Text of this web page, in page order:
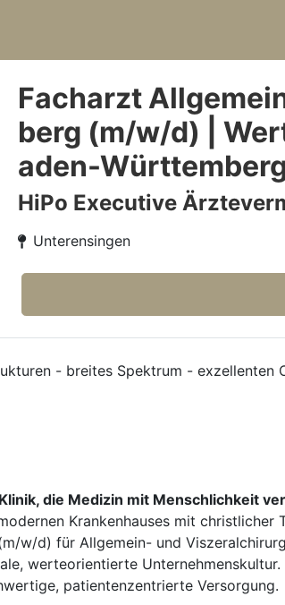
Facharzt
berg (m/w/d) |
aden-
HiPo Executive
Unterensingen
- breites Spektrum - exzellenten
die Medizin mit Menschlichkeit
Krankenhauses mit
w/d) für Allgemein- und
werteorientierte
patientenzentrierte Versorgung.